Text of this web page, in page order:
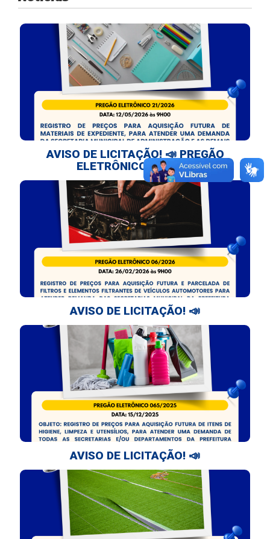
AVISO DE LICITAÇÃO! 📣 PREGÃO
ELETRÔNICO 21/2026
AVISO DE LICITAÇÃO! 📣
AVISO DE LICITAÇÃO! 📣